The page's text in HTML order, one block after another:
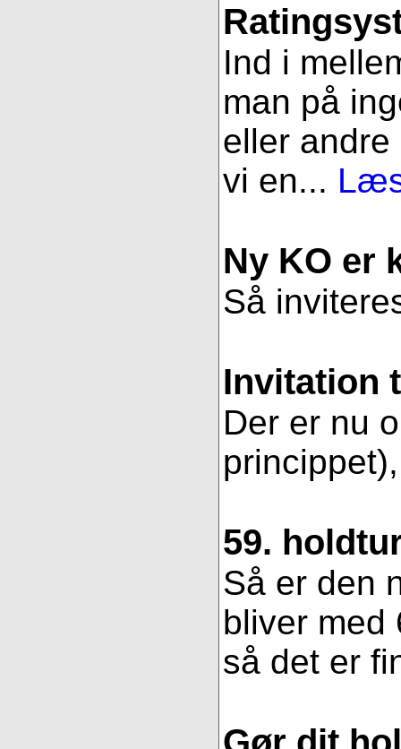
Ind i
man på
eller
vi en...
Ny KO er
Så
Invitation
Der er nu
59.
Så er den
bliver med
så det er